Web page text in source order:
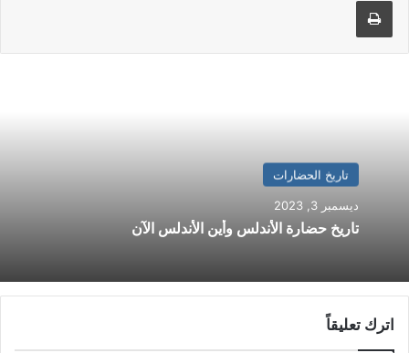
تاريخ الحضارات
ديسمبر 3, 2023
تاريخ حضارة الأندلس وأين الأندلس الآن
اترك تعليقاً